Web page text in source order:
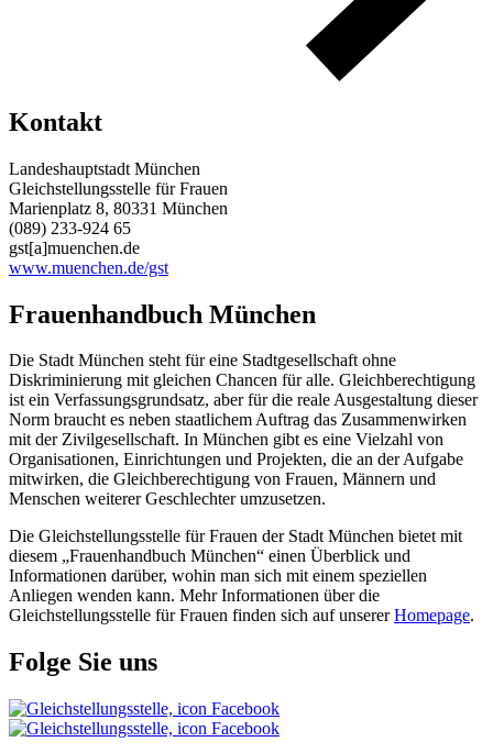
Kontakt
Landeshauptstadt München
Gleichstellungsstelle für Frauen
Marienplatz 8, 80331 München
(089) 233-924 65
gst[a]muenchen.de
www.muenchen.de/gst
Frauenhandbuch München
Die Stadt München steht für eine Stadtgesellschaft ohne
Diskriminierung mit gleichen Chancen für alle. Gleichberechtigung
ist ein Verfassungsgrundsatz, aber für die reale Ausgestaltung dieser
Norm braucht es neben staatlichem Auftrag das Zusammenwirken
mit der Zivilgesellschaft. In München gibt es eine Vielzahl von
Organisationen, Einrichtungen und Projekten, die an der Aufgabe
mitwirken, die Gleichberechtigung von Frauen, Männern und
Menschen weiterer Geschlechter umzusetzen.
Die Gleichstellungsstelle für Frauen der Stadt München bietet mit
diesem „Frauenhandbuch München“ einen Überblick und
Informationen darüber, wohin man sich mit einem speziellen
Anliegen wenden kann. Mehr Informationen über die
Gleichstellungsstelle für Frauen finden sich auf unsererHomepage.
Folge Sie uns